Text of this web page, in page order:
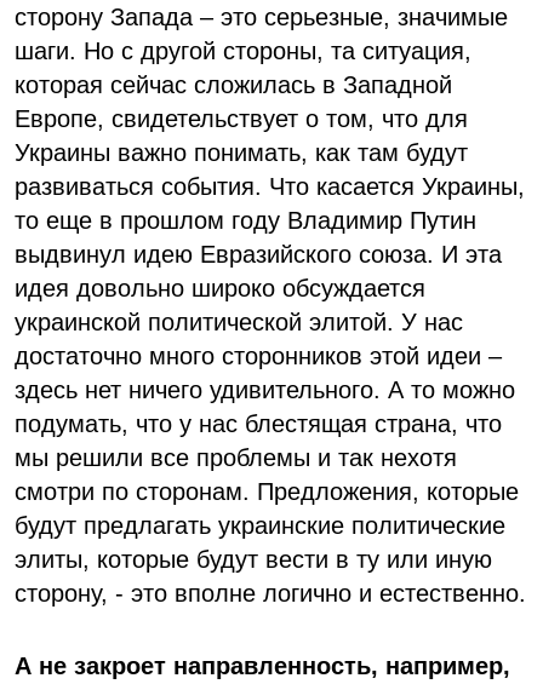
сторону Запада – это серьезные, значимые
шаги. Но с другой стороны, та ситуация,
которая сейчас сложилась в Западной
Европе, свидетельствует о том, что для
Украины важно понимать, как там будут
развиваться события. Что касается Украины,
то еще в прошлом году Владимир Путин
выдвинул идею Евразийского союза. И эта
идея довольно широко обсуждается
украинской политической элитой. У нас
достаточно много сторонников этой идеи –
здесь нет ничего удивительного. А то можно
подумать, что у нас блестящая страна, что
мы решили все проблемы и так нехотя
смотри по сторонам. Предложения, которые
будут предлагать украинские политические
элиты, которые будут вести в ту или иную
сторону, - это вполне логично и естественно.
А не закроет направленность, например,